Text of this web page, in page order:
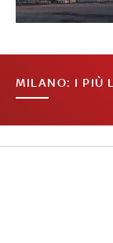
MILANO: I PIÙ